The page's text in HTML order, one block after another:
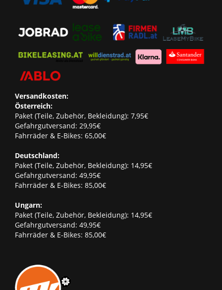
Versandkosten:
Österreich:
Paket (Teile, Zubehör, Bekleidung): 7,95€
Gefahrgutversand: 29,95€
Fahrräder & E-Bikes: 65,00€
Deutschland:
Paket (Teile, Zubehör, Bekleidung): 14,95€
Gefahrgutversand: 49,95€
Fahrräder & E-Bikes: 85,00€
Ungarn:
Paket (Teile, Zubehör, Bekleidung): 14,95€
Gefahrgutversand: 49,95€
Fahrräder & E-Bikes: 85,00€